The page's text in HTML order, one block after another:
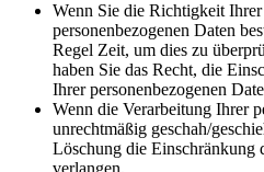
Wenn Sie die Richtigkeit
personenbezogenen Daten
Regel Zeit, um dies zu
haben Sie das Recht, die
Ihrer personenbezogenen
Wenn die Verarbeitung Ihrer
unrechtmäßig geschah/
Löschung die Einschränkung